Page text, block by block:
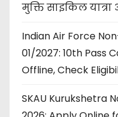
मुक्ति साइकिल
Indian Air Force
01/2027: 10th Pass
Offline, Check
SKAU Kurukshetra